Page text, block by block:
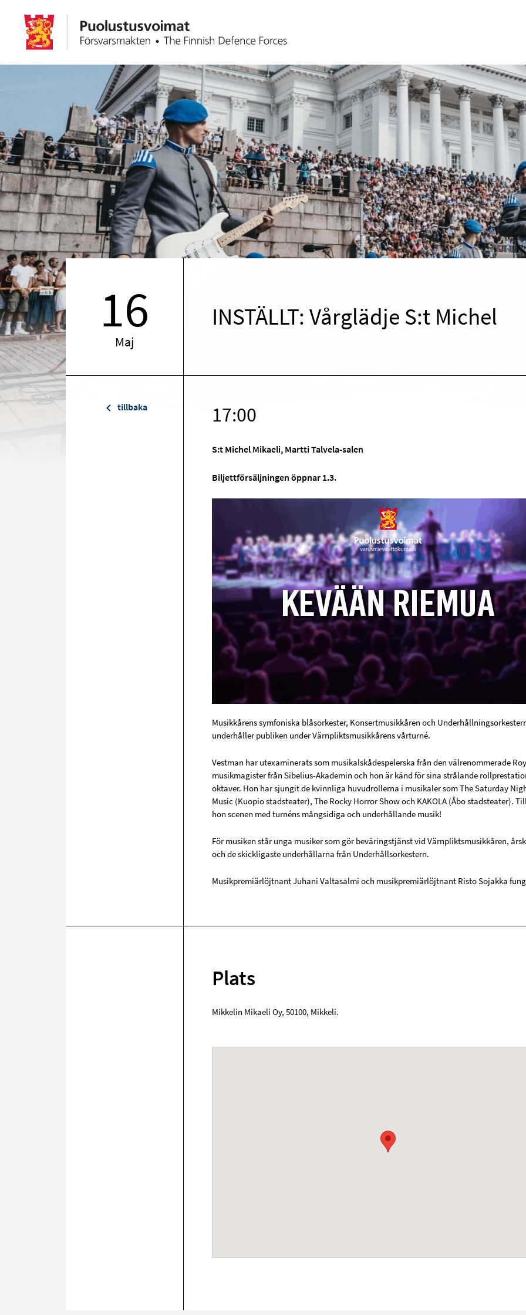
16
Maj
INSTÄLLT: Vårglädje S:t Michel
tillbaka 17:00
S:t Michel Mikaeli, Martti Talvela-salen
Biljettförsäljningen öppnar 1.3.
Musikkårens symfoniska blåsorkester, Konsertmusikkåren och
underhåller publiken under Värnpliktsmusikkårens vårturné.
Vestman har utexaminerats som musikalskådespelerska från den välrenommerade
musikmagister från Sibelius-Akademin och hon är känd för sina strålande
oktaver. Hon har sjungit de kvinnliga huvudrollerna i musikaler som The Saturday
Music (Kuopio stadsteater), The Rocky Horror Show och KAKOLA (Åbo stadsteater).
hon scenen med turnéns mångsidiga och underhållande musik!
För musiken står unga musiker som gör beväringstjänst vid Värnpliktsmusikkåren,
och de skickligaste underhållarna från Underhållsorkestern.
Musikpremiärlöjtnant Juhani Valtasalmi och musikpremiärlöjtnant Risto Sojakka
Plats
Mikkelin Mikaeli Oy, 50100, Mikkeli.